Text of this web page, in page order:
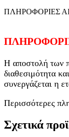
ΠΛΗΡΟΦΟΡΙΕΣ
Η αποστολή των
διαθεσιμότητα
συνεργάζεται η
Περισσότερες
Σχετικά